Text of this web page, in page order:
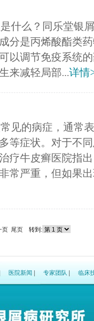
什么？同乐堂银
分是丙烯酸酯类
以调节免疫系统
来减轻局部...详情
见的病症，通常
等症状。对于不
疗牛皮癣医院指
常严重，但如果
页 尾页 转到:
医院新闻 专家团队 临床